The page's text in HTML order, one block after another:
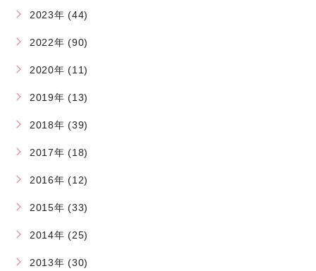
2023年 (44)
2022年 (90)
2020年 (11)
2019年 (13)
2018年 (39)
2017年 (18)
2016年 (12)
2015年 (33)
2014年 (25)
2013年 (30)